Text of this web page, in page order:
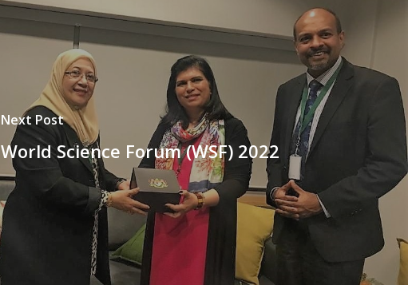
Next Post
World Science Forum (WSF) 2022